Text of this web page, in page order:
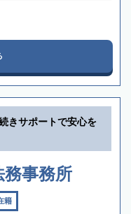
きサポートで安心を
務事務所
籍